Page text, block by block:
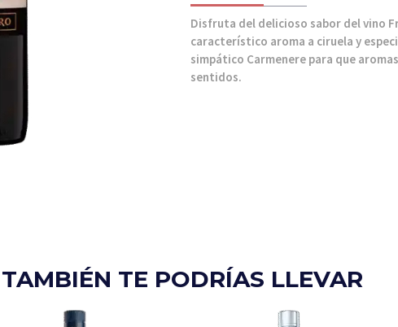
Disfruta del delicioso sabor del vino
característico aroma a ciruela y
simpático Carmenere para que
sentidos.
TAMBIÉN TE PODRÍAS LLEVAR